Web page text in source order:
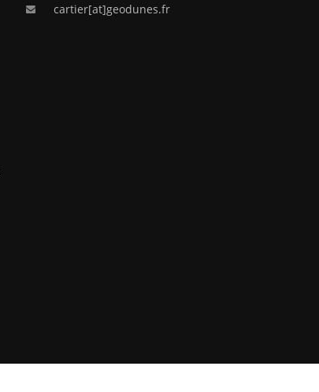
cartier[at]geodunes.fr